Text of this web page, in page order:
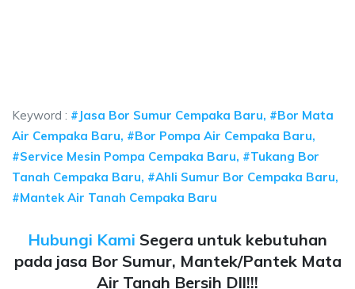
Keyword : #Jasa Bor Sumur Cempaka Baru, #Bor Mata
Air Cempaka Baru, #Bor Pompa Air Cempaka Baru,
#Service Mesin Pompa Cempaka Baru, #Tukang Bor
Tanah Cempaka Baru, #Ahli Sumur Bor Cempaka Baru,
#Mantek Air Tanah Cempaka Baru
Hubungi Kami Segera untuk kebutuhan
pada jasa Bor Sumur, Mantek/Pantek Mata
Air Tanah Bersih Dll!!!